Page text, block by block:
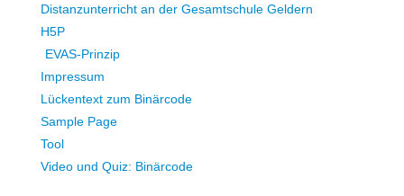
Distanzunterricht an der Gesamtschule Geldern
H5P
EVAS-Prinzip
Impressum
Lückentext zum Binärcode
Sample Page
Tool
Video und Quiz: Binärcode